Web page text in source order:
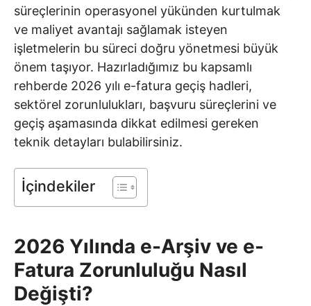
süreçlerinin operasyonel yükünden kurtulmak
ve maliyet avantajı sağlamak isteyen
işletmelerin bu süreci doğru yönetmesi büyük
önem taşıyor. Hazırladığımız bu kapsamlı
rehberde 2026 yılı e-fatura geçiş hadleri,
sektörel zorunlulukları, başvuru süreçlerini ve
geçiş aşamasında dikkat edilmesi gereken
teknik detayları bulabilirsiniz.
İçindekiler
2026 Yılında e-Arşiv ve e-
Fatura Zorunluluğu Nasıl
Değişti?